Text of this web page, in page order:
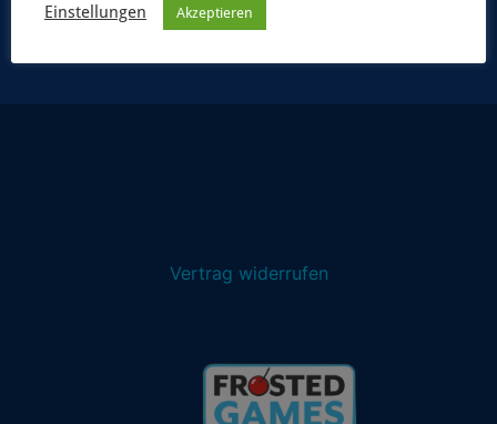
Vertrag widerrufen
Einstellungen Akzeptieren